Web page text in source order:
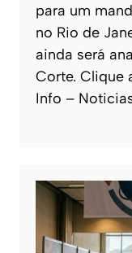
para um
no Rio de
ainda será
Corte. Clique
Info –